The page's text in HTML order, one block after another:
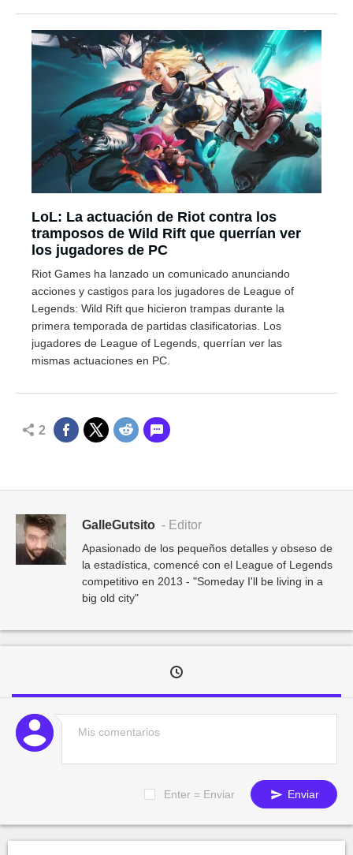
LoL: La actuación de Riot contra los
tramposos de Wild Rift que querrían ver
los jugadores de PC
Riot Games ha lanzado un comunicado anunciando
acciones y castigos para los jugadores de League of
Legends: Wild Rift que hicieron trampas durante la
primera temporada de partidas clasificatorias. Los
jugadores de League of Legends, querrían ver las
mismas actuaciones en PC.
2
GalleGutsito - Editor
Apasionado de los pequeños detalles y obseso de
la estadística, comencé con el League of Legends
competitivo en 2013 - "Someday I'll be living in a
big old city"
Enter = Enviar Enviar